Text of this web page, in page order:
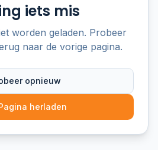
iets mis
worden geladen. Probeer
naar de vorige pagina.
opnieuw
herladen